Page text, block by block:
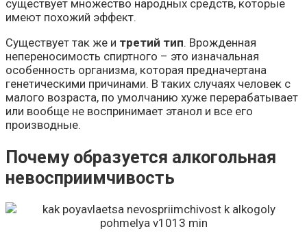
существует множество народных средств, которые
имеют похожий эффект.
Существует так же и третий тип. Врожденная
непереносимость спиртного – это изначальная
особенность организма, которая предначертана
генетическими причинами. В таких случаях человек с
малого возраста, по умолчанию хуже перерабатывает
или вообще не воспринимает этанол и все его
производные.
Почему образуется алкогольная
невосприимчивость